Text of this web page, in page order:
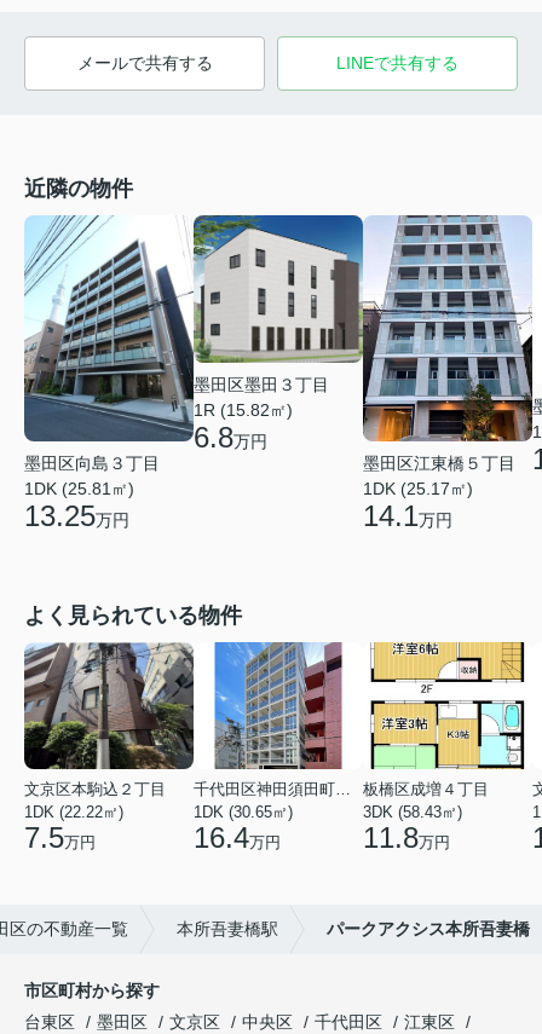
メールで共有する LINEで共有する
近隣の物件
墨田区向島３丁目
1DK (25.81㎡)
13.25万円
墨田区墨田３丁目
1R (15.82㎡)
6.8万円
墨田区江東橋５丁目
1DK (25.17㎡)
14.1万円
よく見られている物件
文京区本駒込２丁目
1DK (22.22㎡)
7.5万円
1DK (30.65㎡)
16.4万円
板橋区成増４丁目
3DK (58.43㎡)
11.8万円
区の不動産一覧 本所吾妻橋駅 パークアクシス本所吾妻橋
市区町村から探す
台東区
墨田区 文京区 中央区 千代田区
江東区